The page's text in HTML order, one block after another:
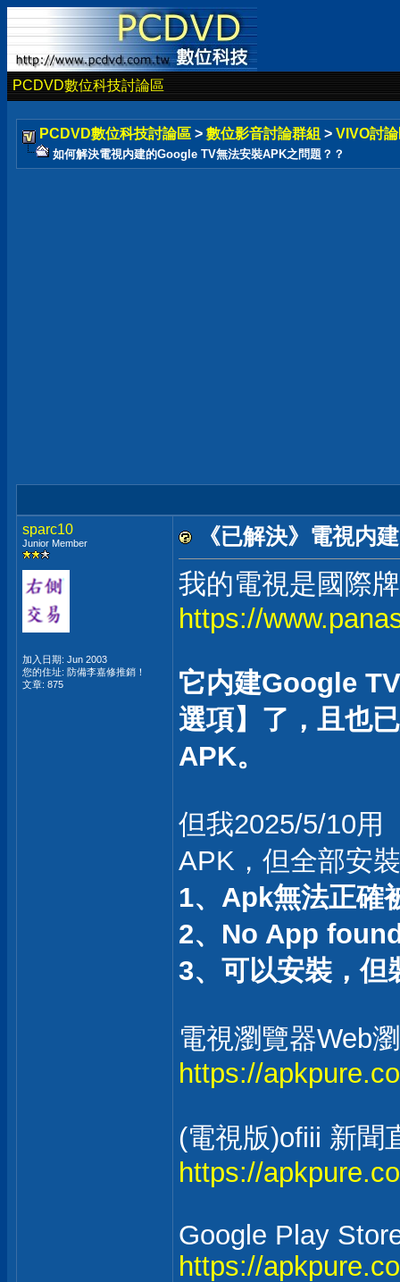
PCDVD數位科技討論區
PCDVD數位科技討論區 > 數位影音討論群組 > VIVO討
如何解決電視内建的Google TV無法安裝APK之問題？？
sparc10
Junior Member
加入日期: Jun 2003
您的住址: 防備李嘉修推銷！
文章: 875
《已解決》電視内
我的電視是國際
https://
它内建Google
選項】了，且也
APK。
但我2025/5/10用
APK，但全部安
1、Apk無法正確
2、No App
3、可以安裝，但
電視瀏覽器Web
https://
(電視版)ofiii 新聞
https://
Google Play
https://